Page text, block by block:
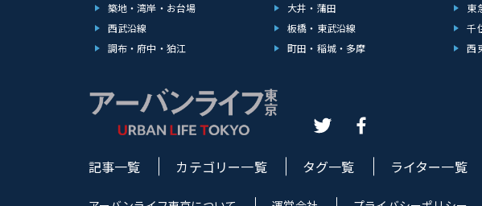
築地・湾岸・お台場
大井・蒲田 東
西武沿線
板橋・東武沿線 千
調布・府中・狛江
町田・稲城・多摩 西
記事一覧 カテゴリー一覧 タグ一覧 ライター一覧